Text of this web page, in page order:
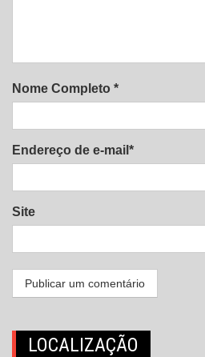
Nome Completo *
Endereço de e-mail*
Site
LOCALIZAÇÃO